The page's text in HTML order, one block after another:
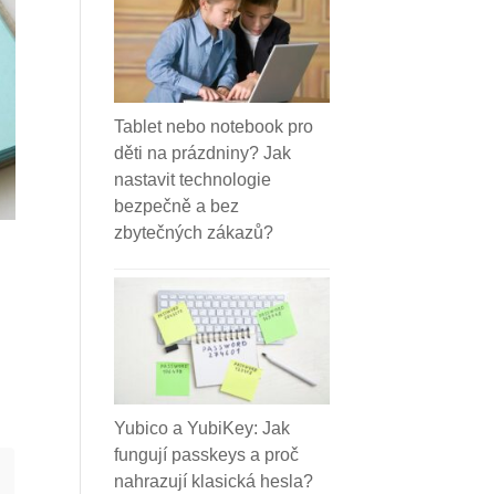
Tablet nebo notebook pro
děti na prázdniny? Jak
nastavit technologie
bezpečně a bez
zbytečných zákazů?
Yubico a YubiKey: Jak
fungují passkeys a proč
nahrazují klasická hesla?